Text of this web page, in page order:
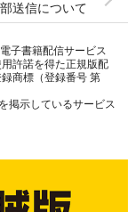
送信について
子書籍配信サービス
許諾を得た正規版配
商標（登録番号 第
掲示しているサービス